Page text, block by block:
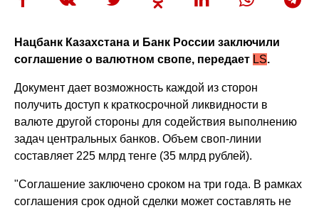
Нацбанк Казахстана и Банк России заключили
соглашение о валютном свопе, передает LS.
Документ дает возможность каждой из сторон
получить доступ к краткосрочной ликвидности в
валюте другой стороны для содействия выполнению
задач центральных банков. Объем своп-линии
составляет 225 млрд тенге (35 млрд рублей).
"Соглашение заключено сроком на три года. В рамках
соглашения срок одной сделки может составлять не